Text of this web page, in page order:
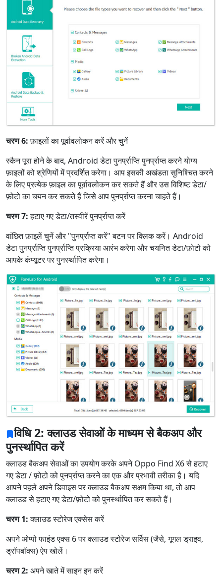
चरण 6:फ़ाइलों का पूर्वावलोकन करें और चुनें
स्कैन पूरा होने के बाद, Android डेटा पुनर्प्राप्ति पुनर्प्राप्त करने योग्य
फ़ाइलों को श्रेणियों में प्रदर्शित करेगा। आप इसकी अखंडता सुनिश्चित करने
के लिए प्रत्येक फ़ाइल का पूर्वावलोकन कर सकते हैं और उस विशिष्ट डेटा/
फ़ोटो का चयन कर सकते हैं जिसे आप पुनर्प्राप्त करना चाहते हैं।
चरण 7:हटाए गए डेटा/तस्वीरें पुनर्प्राप्त करें
वांछित फ़ाइलें चुनें और "पुनर्प्राप्त करें" बटन पर क्लिक करें। Android
डेटा पुनर्प्राप्ति पुनर्प्राप्ति प्रक्रिया आरंभ करेगा और चयनित डेटा/फ़ोटो को
आपके कंप्यूटर पर पुनर्स्थापित करेगा।
विधि 2: क्लाउड सेवाओं के माध्यम से बैकअप और
पुनर्स्थापित करें
क्लाउड बैकअप सेवाओं का उपयोग करके अपने Oppo Find X6 से हटाए
गए डेटा / फ़ोटो को पुनर्प्राप्त करने का एक और प्रभावी तरीका है। यदि
आपने पहले अपने डिवाइस पर क्लाउड बैकअप सक्षम किया था, तो आप
क्लाउड से हटाए गए डेटा/फ़ोटो को पुनर्स्थापित कर सकते हैं।
चरण 1:क्लाउड स्टोरेज एक्सेस करें
अपने ओप्पो फाइंड एक्स 6 पर क्लाउड स्टोरेज सर्विस (जैसे, गूगल ड्राइव,
ड्रॉपबॉक्स) ऐप खोलें।
चरण 2: अपने खाते में साइन इन करें
भाषा स्विच
English Nederlands
Tiếng Việt
日本
Español
Português
Deutsche
Français
Italiano
Norsk
Suomalainen
Svenska
русский
Bahasa Melayu
ไทย
한국어
Română
Polskie
қазақ
Gaeilge
繁體中文